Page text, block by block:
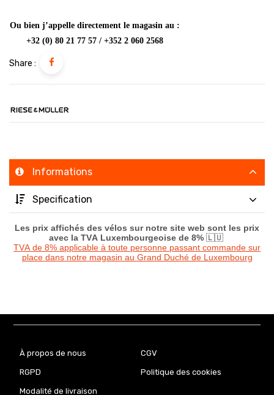
Ou bien j’appelle directement le magasin au :
+32 (0) 80 21 77 57 / +352 2 060 2568
Share :
Informations
Specification
Les prix affichés des vélos sur notre site web sont les prix
avec la TVA Luxembourgeoise de 8% 🇱🇺
TVA de 8% applicable à toute personne passant commande sur
place dans notre magasin au Grand Duché de Luxembourg
À propos de nous CGV
RGPD Politique des cookies
Modalité de livraison